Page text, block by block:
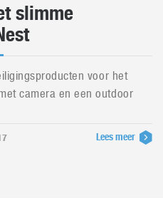
slimme
voor het
camera en een outdoor
Lees meer